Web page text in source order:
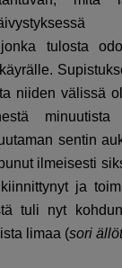
jonka tulosta
niiden välissä
minuutista
sentin
ilmeisesti
ja
tuli nyt
limaa (sori